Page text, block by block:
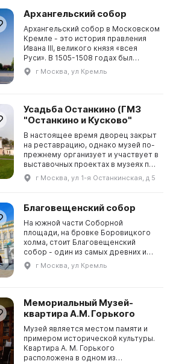
проходят различные культурно-
досуговые мероприятия. Идея
создания здесь музея появилась в
6...
Архангельский собор
Архангельский собор в Московском
Кремле - это история правления
Ивана III, великого князя «всея
Руси». В 1505-1508 годах был
построен собор, автором проекта
которого стал итальянский
целостном ансамбле соборной
площади Московского Кремля. Эт...
г Москва, ул Кремль
Усадьба Останкино (ГМЗ
"Останкино и Кусково"
В настоящее время дворец закрыт
на реставрацию, однако музей по-
прежнему организует и участвует в
выставочных проектах в музеях по
всей России. Останкино –
уникальный архитектурно-
связанный с историей русского и
европейского театрального
искусства. Здесь складывался
архи...
г Москва, ул 1-я Останкинская, д 5
Благовещенский собор
На южной части Соборной
площади, на бровке Боровицкого
холма, стоит Благовещенский
собор - один из самых древних и
богатых произведениями искусства
памятников Московского Кремля.
1484-1489 годах и имеет
историческое значение для ру...
г Москва, ул Кремль
Мемориальный Музей-
квартира А.М. Горького
Музей является местом памяти и
примером исторической культуры.
Квартира А. М. Горького
расположена в одном из